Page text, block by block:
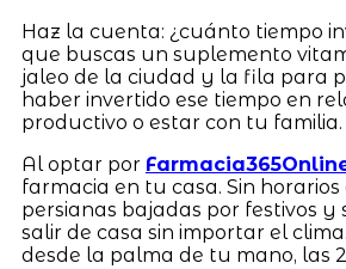
Haz la cuenta: ¿cuánto tiempo
que buscas un suplemento
jaleo de la ciudad y la fila para
haber invertido ese tiempo en
productivo o estar con tu familia.
Al optar por
farmacia en tu casa. Sin horarios
persianas bajadas por festivos y
salir de casa sin importar el
desde la palma de tu mano, las